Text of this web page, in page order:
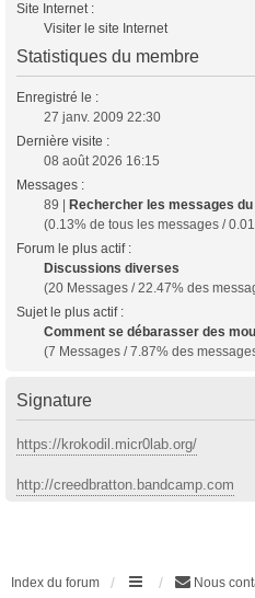
Site Internet :
Visiter le site Internet
Statistiques du membre
Enregistré le :
27 janv. 2009 22:30
Dernière visite :
08 août 2026 16:15
Messages :
89 |
Rechercher les messages
(0.13% de tous les messages /
Forum le plus actif :
Discussions diverses
(20 Messages / 22.47% des
Sujet le plus actif :
Comment se débarasser des
(7 Messages / 7.87% des
Signature
https://krokodil.micr0lab.org/
http://creedbratton.bandcamp.com
Index du forum Nous